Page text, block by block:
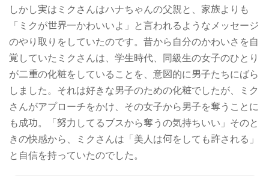
しかし実はミクさんはハナちゃんの父親と、家族よりも
「ミクが世界一かわいいよ」と言われるようなメッセージ
のやり取りをしていたのです。昔から自分のかわいさを自
覚していたミクさんは、学生時代、同級生の女子のひとり
が二重の化粧をしていることを、意図的に男子たちにばら
しました。それは好きな男子のための化粧でしたが、ミク
さんがアプローチをかけ、その女子から男子を奪うことに
も成功。「努力してるブスから奪うの気持ちいい」そのと
きの快感から、ミクさんは「美人は何をしても許される」
と自信を持っていたのでした。